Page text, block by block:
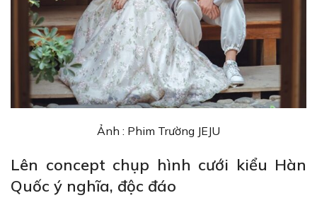
Ảnh : Phim Trường JEJU
Lên concept chụp hình cưới kiểu Hàn
Quốc ý nghĩa, độc đáo